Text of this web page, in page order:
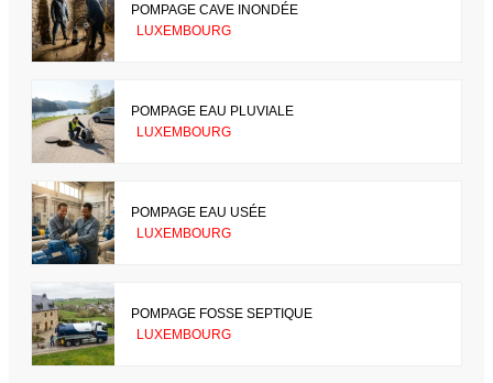
POMPAGE CAVE INONDÉE
LUXEMBOURG
POMPAGE EAU PLUVIALE
LUXEMBOURG
POMPAGE EAU USÉE
LUXEMBOURG
POMPAGE FOSSE SEPTIQUE
LUXEMBOURG